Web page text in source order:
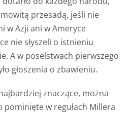
przesadą, jeśli nie
w Azji ani w Ameryce
nie słyszeli o istnieniu
A w poselstwach pierwszego
głoszenia o zbawieniu.
znaczące, można
pominięte w regułach Millera